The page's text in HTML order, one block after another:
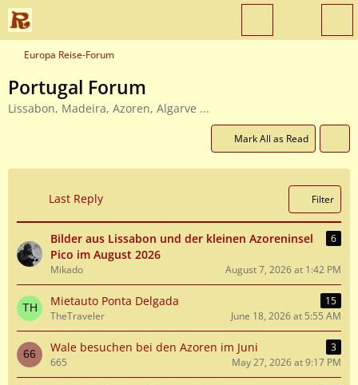
Europa Reise-Forum
Portugal Forum
Lissabon, Madeira, Azoren, Algarve ...
Mark All as Read
Last Reply Filter
Bilder aus Lissabon und der kleinen Azoreninsel
Pico im August 2026
6
Mikado August 7, 2026 at 1:42 PM
Mietauto Ponta Delgada
15
TheTraveler
June 18, 2026 at 5:55 AM
Wale besuchen bei den Azoren im Juni
3
665
May 27, 2026 at 9:17 PM